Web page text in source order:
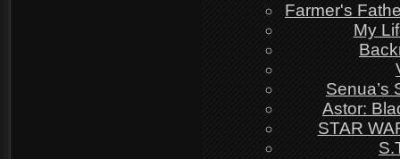
Farmer's
My
Senua’s
Astor:
STAR